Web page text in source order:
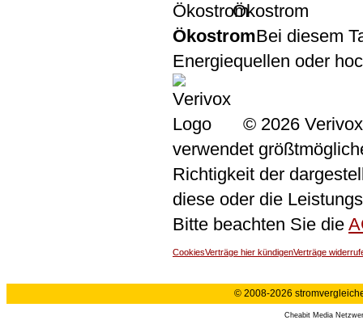
Ökostrom
ÖkostromBei diesem
Energiequellen oder
© 2026
verwendet
Richtigkeit der
diese oder die
Bitte beachten Sie die
CookiesVerträge hier kündigenVerträge
© 2008-2026
Cheabit Media